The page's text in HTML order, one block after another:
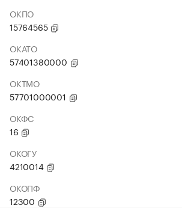
ОКПО
15764565
ОКАТО
57401380000
ОКТМО
57701000001
ОКФС
16
ОКОГУ
4210014
ОКОПФ
12300